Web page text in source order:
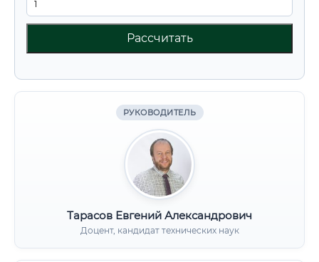
Рассчитать
РУКОВОДИТЕЛЬ
Тарасов Евгений Александрович
Доцент, кандидат технических наук